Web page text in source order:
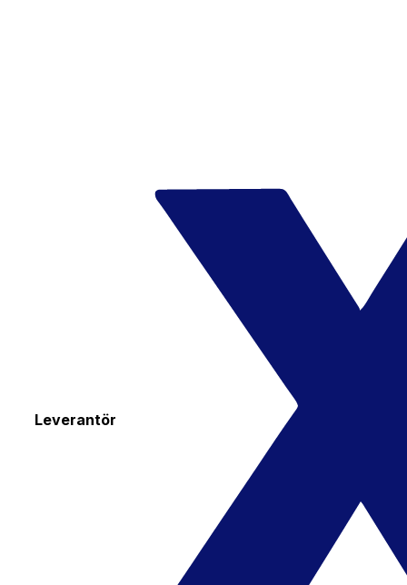
Leverantör